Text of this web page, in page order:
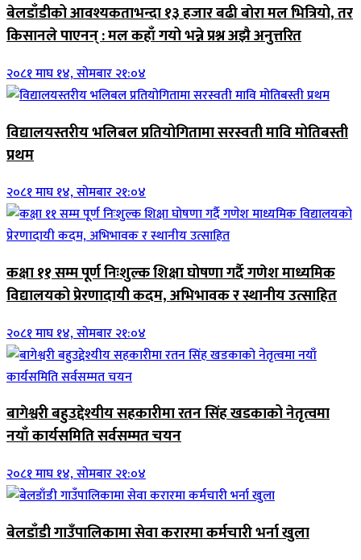
बेलडाँडीको आवश्यकताभन्दा १३ हजार बढी बोरा मल भित्रियो, तर
किसानले पाएनन् : मल कहाँ गयो भन्ने प्रश्न अझै अनुत्तरित
२०८१ माघ १४, सोमबार २१:०४
विद्यालयस्तरीय भलिबल प्रतियोगितामा सरस्वती मावि मोतिबस्ती
प्रथम
२०८१ माघ १४, सोमबार २१:०४
कक्षा ११ सम्म पूर्ण निःशुल्क शिक्षा घोषणा गर्दै गणेश माध्यमिक
विद्यालयको प्रेरणादायी कदम, अभिभावक र स्थानीय उत्साहित
२०८१ माघ १४, सोमबार २१:०४
बागेश्वरी बहुउद्देश्यीय सहकारीमा रतन सिंह खडकाको नेतृत्वमा
नयाँ कार्यसमिति सर्वसम्मत चयन
२०८१ माघ १४, सोमबार २१:०४
बेलडाँडी गाउँपालिकामा सेवा करारमा कर्मचारी भर्ना खुला